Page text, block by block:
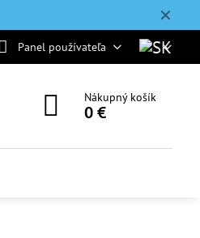
✕
Panel používateľa
Nákupný košík
0 €